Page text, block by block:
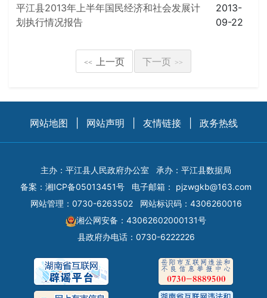
平江县2013年上半年国民经济和社会发展计
划执行情况报告
2013-
09-22
<< 上一页 下一页 >>
网站地图 网站声明 友情链接 政务热线
主办：平江县人民政府办公室
承办：平江县数据局
备案： 湘ICP备05013451号 电子邮箱： pjzwgkb@163.com
网站管理：0730-6263502
网站标识码：4306260016
湘公网安备：43062602000131号
县政府办电话：0730-6222226